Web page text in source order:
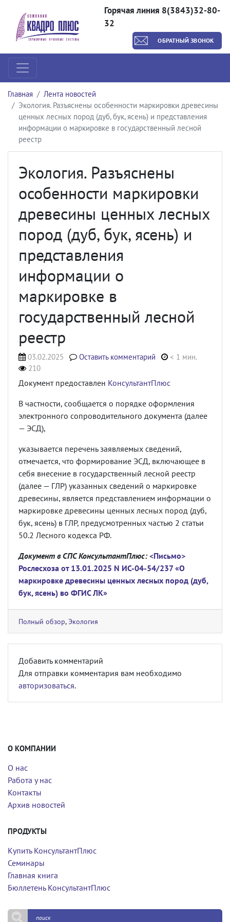
Горячая линия 8(3843)32-80-
32
ОБРАТНЫЙ ЗВОНОК
Главная
Лента новостей
Экология. Разъяснены особенности маркировки древесины
ценных лесных пород (дуб, бук, ясень) и представления
информации о маркировке в государственный лесной
реестр
Экология. Разъяснены
особенности маркировки
древесины ценных лесных
пород (дуб, бук, ясень) и
представления
информации о
маркировке в
государственный лесной
реестр
03.02.2025 Оставить комментарий
< 1 мин.
210
Документ предоставлен КонсультантПлюс
В частности, сообщается о порядке оформления
электронного сопроводительного документа (далее
— ЭСД),
указывается перечень заявляемых сведений,
отмечается, что формирование ЭСД, включающее в
себя внесение в государственный лесной реестр
(далее — ГЛР) указанных сведений о маркировке
древесины, является представлением информации о
маркировке древесины ценных лесных пород (дуб,
бук, ясень) в ГЛР, предусмотренных частью 2 статьи
50.2 Лесного кодекса РФ.
Документ в СПС КонсультантПлюс: <Письмо>
Рослесхоза от 13.01.2025 N ИС-04-54/237 «О
маркировке древесины ценных лесных пород (дуб,
бук, ясень) во ФГИС ЛК»
Полный обзор,Экология
Добавить комментарий
Для отправки комментария вам необходимо
авторизоваться.
О КОМПАНИИ
О нас
Работа у нас
Контакты
Архив новостей
ПРОДУКТЫ
Купить КонсультантПлюс
Семинары
Главная книга
Бюллетень КонсультантПлюс